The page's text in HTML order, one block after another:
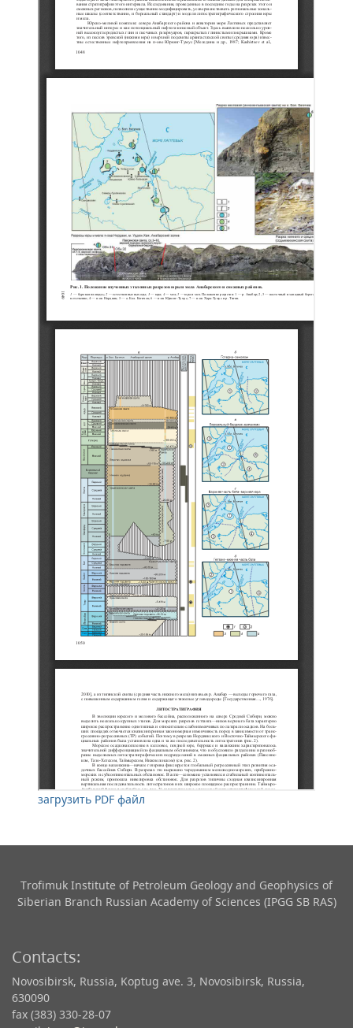
загрузить PDF файл
Trofimuk Institute of Petroleum Geology and Geophysics​ of
Siberian Branch Russian Academy of Sciences (IPGG SB RAS)
Contacts:
Novosibirsk, Russia, Koptug ave. 3, Novosibirsk, Russia,
630090
fax (383) 330-28-07